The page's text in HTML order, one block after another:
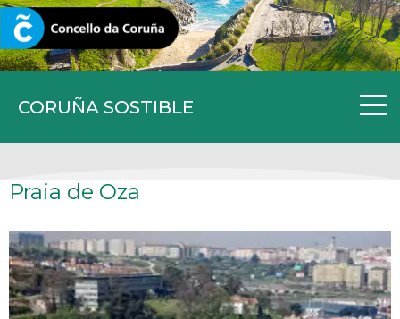
CORUÑA SOSTIBLE
CORUNA.GAL
Praia de Oza